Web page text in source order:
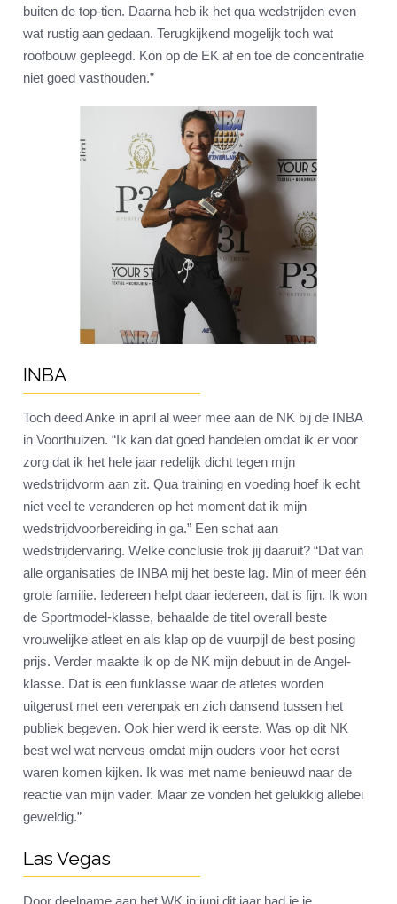
buiten de top-tien. Daarna heb ik het qua wedstrijden even
wat rustig aan gedaan. Terugkijkend mogelijk toch wat
roofbouw gepleegd. Kon op de EK af en toe de concentratie
niet goed vasthouden.”
INBA
Toch deed Anke in april al weer mee aan de NK bij de INBA
in Voorthuizen. “Ik kan dat goed handelen omdat ik er voor
zorg dat ik het hele jaar redelijk dicht tegen mijn
wedstrijdvorm aan zit. Qua training en voeding hoef ik echt
niet veel te veranderen op het moment dat ik mijn
wedstrijdvoorbereiding in ga.” Een schat aan
wedstrijdervaring. Welke conclusie trok jij daaruit? “Dat van
alle organisaties de INBA mij het beste lag. Min of meer één
grote familie. Iedereen helpt daar iedereen, dat is fijn. Ik won
de Sportmodel-klasse, behaalde de titel overall beste
vrouwelijke atleet en als klap op de vuurpijl de best posing
prijs. Verder maakte ik op de NK mijn debuut in de Angel-
klasse. Dat is een funklasse waar de atletes worden
uitgerust met een verenpak en zich dansend tussen het
publiek begeven. Ook hier werd ik eerste. Was op dit NK
best wel wat nerveus omdat mijn ouders voor het eerst
waren komen kijken. Ik was met name benieuwd naar de
reactie van mijn vader. Maar ze vonden het gelukkig allebei
geweldig.”
Las Vegas
Door deelname aan het WK in juni dit jaar had je je